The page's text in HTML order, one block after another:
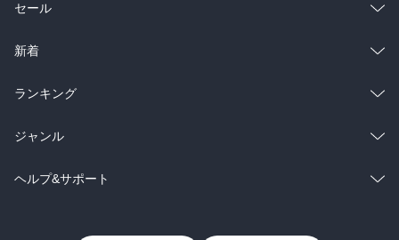
総合
ラノベ
雑誌・グラビア
BL・TL
セール
総合
ラノベ
雑誌・グラビア
BL・TL
新着
総合
ラノベ
雑誌・グラビア
ランキング
総合
ラノベ
ジャンル
コミック
ヘルプ&サポート